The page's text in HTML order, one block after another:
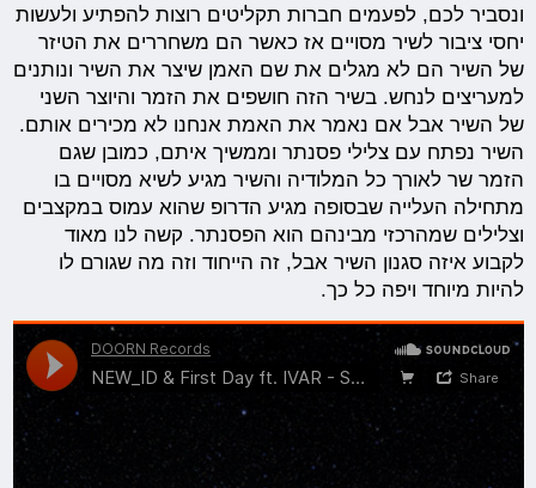
ונסביר לכם, לפעמים חברות תקליטים רוצות להפתיע ולעשות
יחסי ציבור לשיר מסויים אז כאשר הם משחררים את הטיזר
של השיר הם לא מגלים את שם האמן שיצר את השיר ונותנים
למעריצים לנחש. בשיר הזה חושפים את הזמר והיוצר השני
של השיר אבל אם נאמר את האמת אנחנו לא מכירים אותם.
השיר נפתח עם צלילי פסנתר וממשיך איתם, כמובן שגם
הזמר שר לאורך כל המלודיה והשיר מגיע לשיא מסויים בו
מתחילה העלייה שבסופה מגיע הדרופ שהוא עמוס במקצבים
וצלילים שמהרכזי מבינהם הוא הפסנתר. קשה לנו מאוד
לקבוע איזה סגנון השיר אבל, זה הייחוד וזה מה שגורם לו
להיות מיוחד ויפה כל כך.